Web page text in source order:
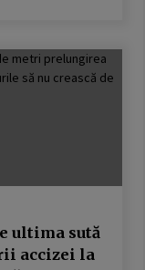
ultima sută
accizei la